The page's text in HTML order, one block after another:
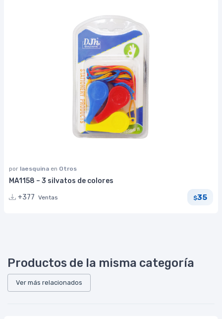
por laesquina en Otros
MA1158 – 3 silvatos de colores
+377 Ventas $35
Productos de la misma categoría
Ver más relacionados